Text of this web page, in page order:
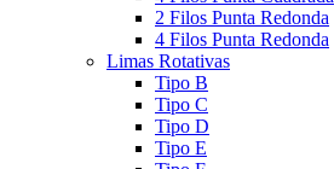
2 Filos Punta Redonda
4 Filos Punta Redonda
Limas Rotativas
Tipo B
Tipo C
Tipo D
Tipo E